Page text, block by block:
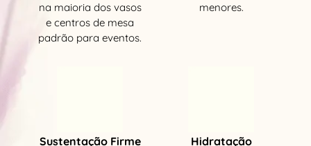
na maioria dos vasos
e centros de mesa
padrão para eventos.
menores.
Sustentação Firme Hidratação